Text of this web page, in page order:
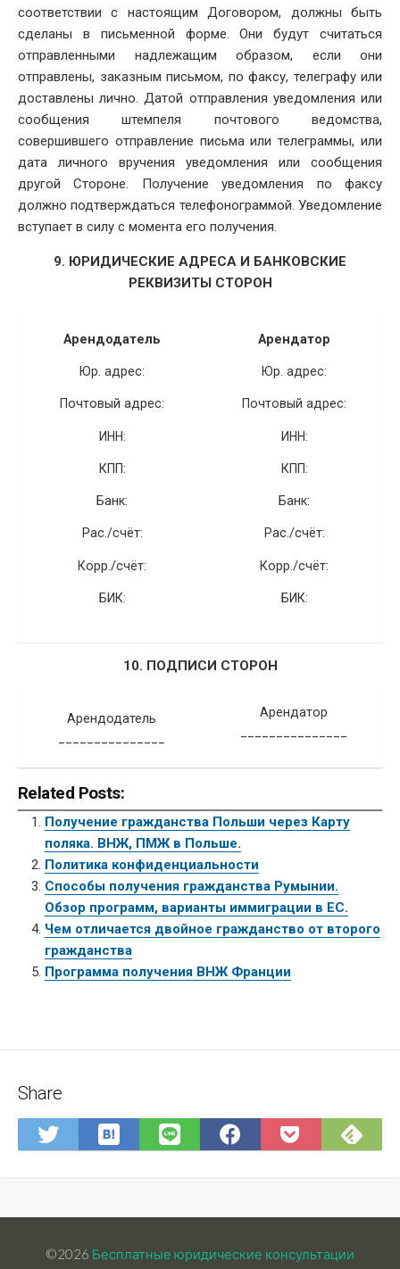
соответствии с настоящим Договором, должны быть
сделаны в письменной форме. Они будут считаться
отправленными надлежащим образом, если они
отправлены, заказным письмом, по факсу, телеграфу или
доставлены лично. Датой отправления уведомления или
сообщения штемпеля почтового ведомства,
совершившего отправление письма или телеграммы, или
дата личного вручения уведомления или сообщения
другой Стороне. Получение уведомления по факсу
должно подтверждаться телефонограммой. Уведомление
вступает в силу с момента его получения.
9. ЮРИДИЧЕСКИЕ АДРЕСА И БАНКОВСКИЕ
РЕКВИЗИТЫ СТОРОН
Арендодатель
Юр. адрес:
Почтовый адрес:
ИНН:
КПП:
Банк:
Рас./счёт:
Корр./счёт:
БИК:
Арендатор
Юр. адрес:
Почтовый адрес:
ИНН:
КПП:
Банк:
Рас./счёт:
Корр./счёт:
БИК:
10. ПОДПИСИ СТОРОН
Арендодатель
Арендатор
Related Posts:
Получение гражданства Польши через Карту
поляка. ВНЖ, ПМЖ в Польше.
Политика конфиденциальности
Способы получения гражданства Румынии.
Обзор программ, варианты иммиграции в ЕС.
Чем отличается двойное гражданство от второго
гражданства
Программа получения ВНЖ Франции
Share
Share
on
Save
to
Share
on
Share
on
Save
to
on
©2026 Бесплатные юридические консультации